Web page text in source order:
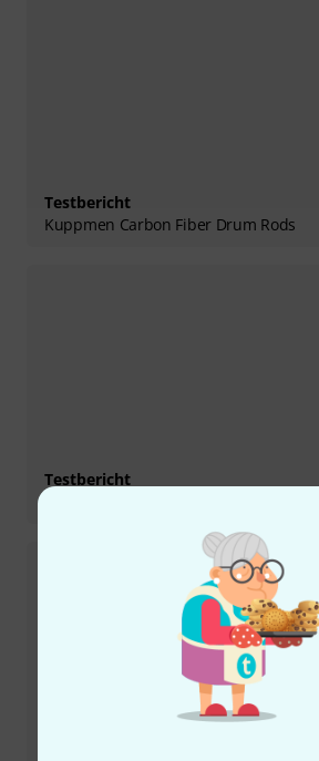
Testbericht
Kuppmen Carbon Fiber Drum Rods
Testbericht